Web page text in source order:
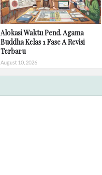
Alokasi Waktu Pend. Agama
Buddha Kelas 1 Fase A Revisi
Terbaru
August 10, 2026